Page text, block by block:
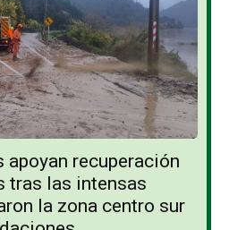
apoyan recuperación
tras las intensas
la zona centro sur